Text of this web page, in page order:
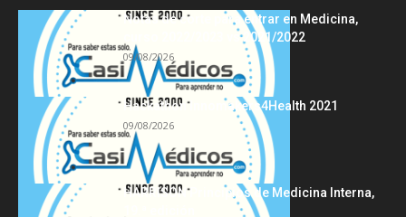
Notas de corte para entrar en Medicina,
curso 2022/2023 vs 2021/2022
09/08/2026
Hackathon Innomakers4Health 2021
09/08/2026
HARRISON Principios de Medicina Interna,